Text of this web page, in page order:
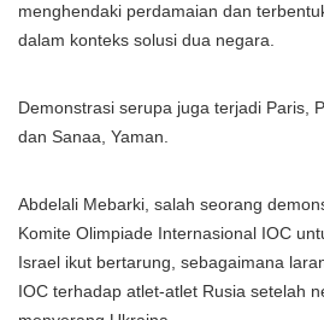
menghendaki perdamaian dan
dalam konteks solusi dua negara.
Demonstrasi serupa juga terjadi Paris,
dan Sanaa, Yaman.
Abdelali Mebarki, salah seorang
Komite Olimpiade Internasional IOC
Israel ikut bertarung, sebagaimana
IOC terhadap atlet-atlet Rusia setelah